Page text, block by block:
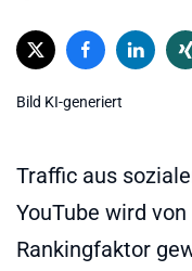
Bild KI-generiert
Traffic aus
YouTube wird
Rankingfaktor